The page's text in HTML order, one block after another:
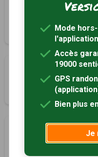
Autour de l'abbaye
15.2 km
Le circuit de la Bure
Rieumes, Haute-
10 km
le tour du lac de
Rieumes, Haute-
4h30
Mode
Accès
19000
GPS
Bien plus
Je